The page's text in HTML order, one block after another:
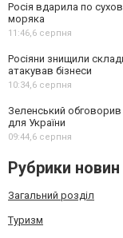
Росія вдарила по
моряка
11:46,6 серпня
Росіяни знищили
атакував бізнеси
10:34,6 серпня
Зеленський
для України
09:44,6 серпня
Рубрики новин
Загальний розділ
Туризм